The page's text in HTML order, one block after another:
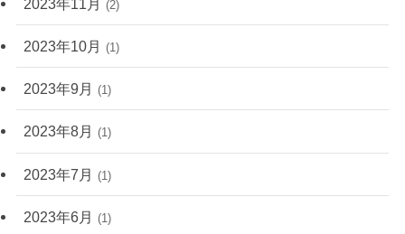
2023年11月 (2)
2023年10月 (1)
2023年9月 (1)
2023年8月 (1)
2023年7月 (1)
2023年6月 (1)